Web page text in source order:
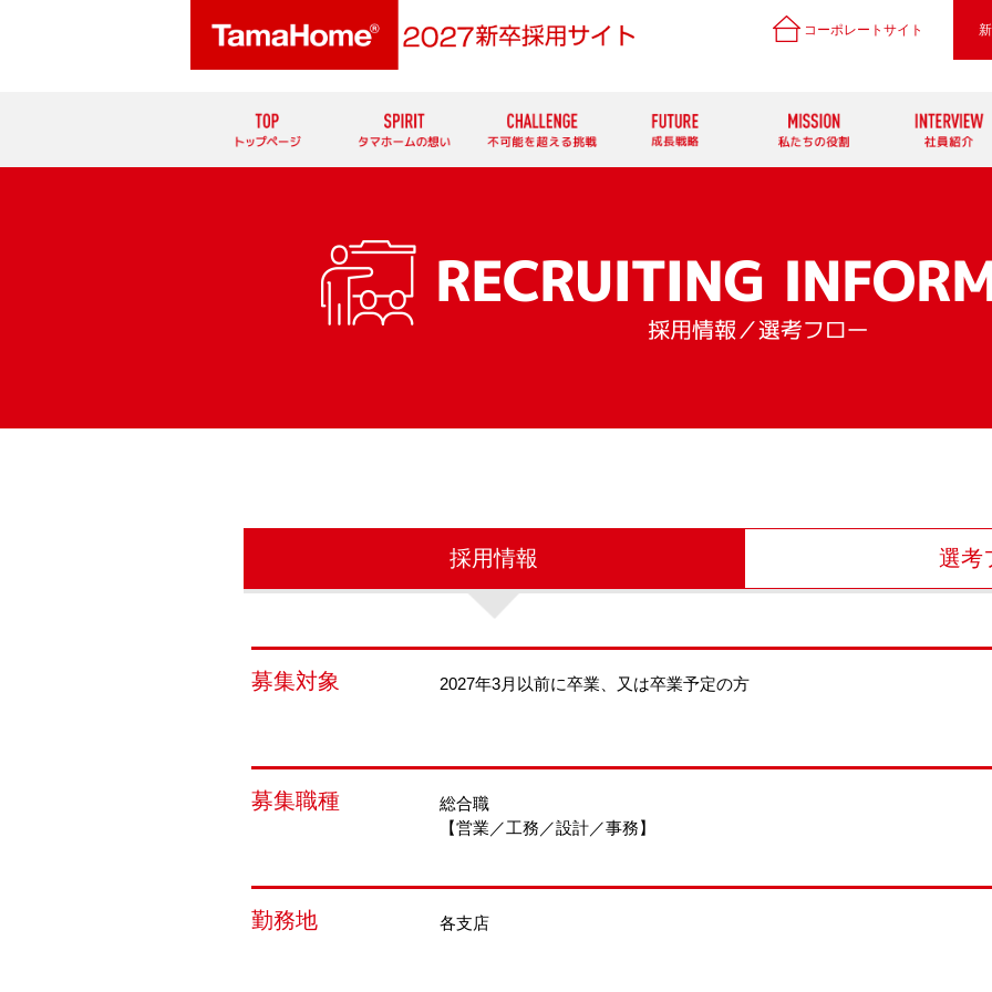
コーポレートサイト
採用情報 選考
募集対象 2027年3月以前に卒業、又は卒業予定の方
募集職種
総合職
【営業／工務／設計／事務】
勤務地 各支店